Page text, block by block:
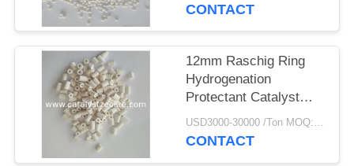
CONTACT
12mm Raschig Ring
Hydrogenation
Protectant Catalyst
Carrier
USD3000-30000 /Ton MOQ:1 KG
CONTACT